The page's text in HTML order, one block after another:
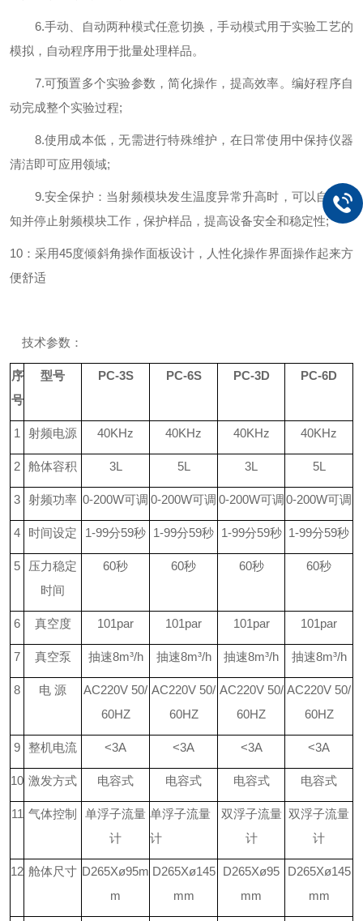
6.手动、自动两种模式任意切换，手动模式用于实验工艺的
模拟，自动程序用于批量处理样品。
7.可预置多个实验参数，简化操作，提高效率。编好程序自
动完成整个实验过程;
8.使用成本低，无需进行特殊维护，在日常使用中保持仪器
清洁即可应用领域;
9.安全保护：当射频模块发生温度异常升高时，可以自动感
知并停止射频模块工作，保护样品，提高设备安全和稳定性;
10：采用45度倾斜角操作面板设计，人性化操作界面操作起来方
便舒适
技术参数：
序
号
型号 PC-3S PC-6S PC-3D PC-6D
1 射频电源 40KHz 40KHz 40KHz 40KHz
2 舱体容积 3L 5L 3L 5L
3 射频功率 0-200W可调 0-200W可调 0-200W可调0-200W可调
4 时间设定 1-99分59秒 1-99分59秒 1-99分59秒 1-99分59秒
5
压力稳定
时间
60秒 60秒 60秒 60秒
6 真空度 101par 101par 101par 101par
7 真空泵 抽速8m³/h 抽速8m³/h 抽速8m³/h 抽速8m³/h
8 电 源
AC220V 50/
60HZ
AC220V 50/
60HZ
AC220V 50/
60HZ
AC220V 50/
60HZ
9 整机电流 <3A <3A <3A <3A
10 激发方式 电容式 电容式 电容式 电容式
11 气体控制
单浮子流量
计
单浮子流量
计
双浮子流量
计
双浮子流量
计
12 舱体尺寸 D265Xø95m
m
D265Xø145
mm
D265Xø95
mm
D265Xø145
mm